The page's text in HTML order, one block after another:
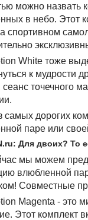
можно назвать
в небо. Этот
спортивном
White тоже
к мудрости
сеанс точечного
самых дорогих
паре или
Для двоих? То
мы можем
влюбленной
Совместные
Magenta - это
Этот комплект